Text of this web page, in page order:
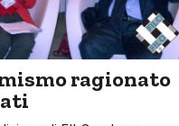
ragionato